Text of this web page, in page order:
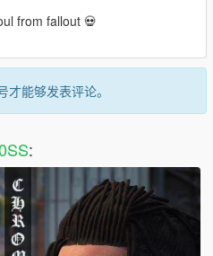
from fallout 💀
才能够发表评论。
: